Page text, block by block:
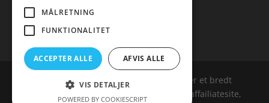
Malawigruppen.dk er siden, der samler et bredt
udvalg af spændende varer. Siden er et affailiatesite,
MÅLRETNING
FUNKTIONALITET
ACCEPTER ALLE AFVIS ALLE
VIS DETALJER
POWERED BY COOKIESCRIPT